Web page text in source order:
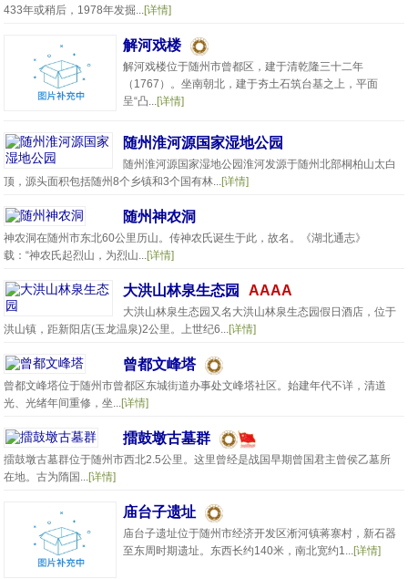
433年或稍后，1978年发掘...[详情]
解河戏楼
解河戏楼位于随州市曾都区，建于清乾隆三十二年
（1767）。坐南朝北，建于夯土石筑台基之上，平面
呈“凸...[详情]
随州淮河源国家湿地公园
随州淮河源国家湿地公园淮河发源于随州北部桐柏山太白
顶，源头面积包括随州8个乡镇和3个国有林...[详情]
随州神农洞
神农洞在随州市东北60公里历山。传神农氏诞生于此，故名。《湖北通志》
载：“神农氏起烈山，为烈山...[详情]
大洪山林泉生态园 AAAA
大洪山林泉生态园又名大洪山林泉生态园假日酒店，位于
洪山镇，距新阳店(玉龙温泉)2公里。上世纪6...[详情]
曾都文峰塔
曾都文峰塔位于随州市曾都区东城街道办事处文峰塔社区。始建年代不详，清道
光、光绪年间重修，坐...[详情]
擂鼓墩古墓群
擂鼓墩古墓群位于随州市西北2.5公里。这里曾经是战国早期曾国君主曾侯乙墓所
在地。古为隋国...[详情]
庙台子遗址
庙台子遗址位于随州市经济开发区淅河镇蒋寨村，新石器
至东周时期遗址。东西长约140米，南北宽约1...[详情]